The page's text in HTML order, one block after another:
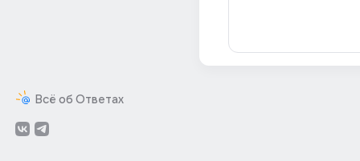
Всё об Ответах